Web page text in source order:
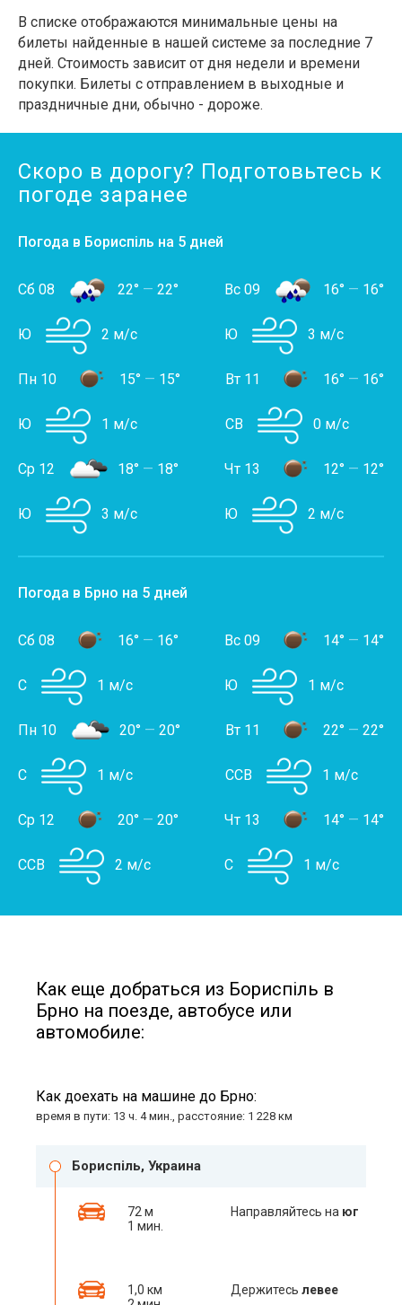
В списке отображаются минимальные цены на
билеты найденные в нашей системе за последние 7
дней. Стоимость зависит от дня недели и времени
покупки. Билеты с отправлением в выходные и
праздничные дни, обычно - дороже.
Скоро в дорогу? Подготовьтесь к
погоде заранее
Погода в Бориспіль на 5 дней
Сб 08 22° — 22°
Ю 2 м/с
Вс 09 16° — 16°
Ю 3 м/с
Пн 10 15° — 15°
Ю 1 м/с
Вт 11 16° — 16°
СВ 0 м/с
Ср 12 18° — 18°
Ю 3 м/с
Чт 13 12° — 12°
Ю 2 м/с
Погода в Брно на 5 дней
Сб 08 16° — 16°
С 1 м/с
Вс 09 14° — 14°
Ю 1 м/с
Пн 10 20° — 20°
С 1 м/с
Вт 11 22° — 22°
ССВ 1 м/с
Ср 12 20° — 20°
ССВ 2 м/с
Чт 13 14° — 14°
С 1 м/с
Как еще добраться из Бориспіль в
Брно на поезде, автобусе или
автомобиле:
Как доехать на машине до Брно:
время в пути: 13 ч. 4 мин., расстояние: 1 228 км
Бориспіль, Украина
72 м
1 мин.
Направляйтесь на юг
1,0 км
Держитесь левее